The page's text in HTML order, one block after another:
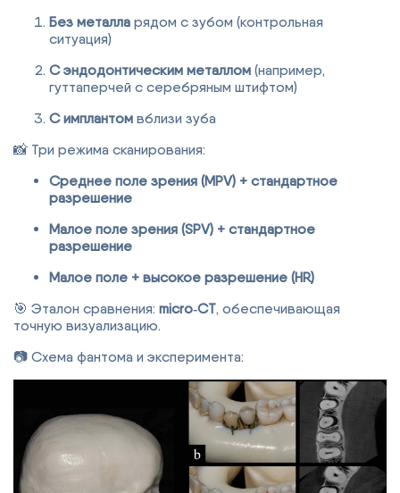
Без металла рядом с зубом (контрольная
ситуация)
С эндодонтическим металлом (например,
гуттаперчей с серебряным штифтом)
С имплантом вблизи зуба
📸 Три режима сканирования:
Среднее поле зрения (MPV) + стандартное
разрешение
Малое поле зрения (SPV) + стандартное
разрешение
Малое поле + высокое разрешение (HR)
🎯 Эталон сравнения: micro‑CT, обеспечивающая
точную визуализацию.
📷 Схема фантома и эксперимента: